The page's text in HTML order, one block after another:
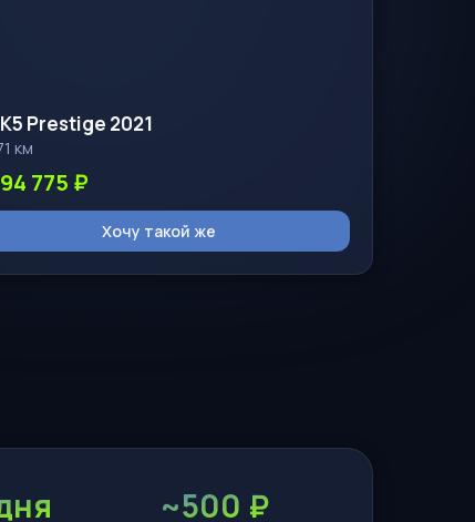
Prestige 2021
км
775 ₽
Хочу такой же
~500 ₽